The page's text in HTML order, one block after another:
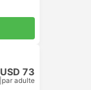
USD 73
par adulte